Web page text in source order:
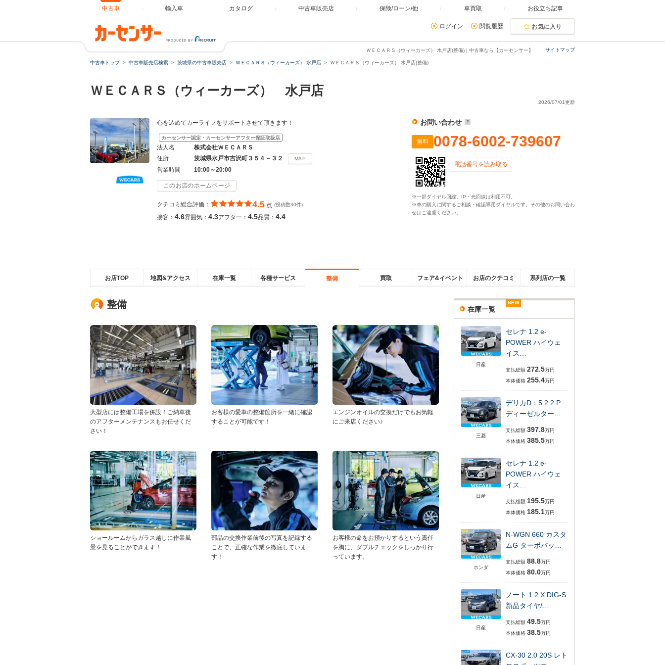
中古車 輸入車 カタログ 中古車販売店 保険/ローン/他 車買取 お役立ち記事
ログイン 閲覧履歴 お気に入り
サイトマップ
ＷＥＣＡＲＳ（ウィーカーズ） 水戸店(整備) | 中古車なら【カーセンサー】
中古車トップ 中古車販売店検索 茨城県の中古車販売店 ＷＥＣＡＲＳ（ウィーカーズ） 水戸店 ＷＥＣＡＲＳ（ウィーカーズ） 水戸店(整備)
ＷＥＣＡＲＳ（ウィーカーズ） 水戸店
2026/07/01更新
心を込めてカーライフをサポートさせて頂きます！
カーセンサー認定・カーセンサーアフター保証取扱店
法人名
株式会社ＷＥＣＡＲＳ
住所
茨城県水戸市吉沢町３５４－３２ MAP
営業時間 10:00～20:00
このお店のホームページ
クチコミ総合評価： 4.5 点 (投稿数30件)
接客： 4.6雰囲気： 4.3アフター： 4.5品質： 4.4
お問い合わせ
無料 0078-6002-739607
電話番号を読み取る
※一部ダイヤル回線、IP・光回線は利用不可。
※車の購入に関するご相談・確認専用ダイヤルです。その他のお問い合わ
せはご遠慮ください。
お店TOP 地図&アクセス 在庫一覧 各種サービス 整備 買取 フェア&イベント お店のクチコミ 系列店の一覧
整備
大型店には整備工場を併設！ご納車後
のアフターメンテナンスもお任せくだ
さい！
お客様の愛車の整備箇所を一緒に確認
することが可能です！
エンジンオイルの交換だけでもお気軽
にご来店ください♪
ショールームからガラス越しに作業風
景を見ることができます！
部品の交換作業前後の写真を記録する
ことで、正確な作業を徹底していま
す！
お客様の命をお預かりするという責任
を胸に、ダブルチェックをしっかり行
っています。
在庫一覧
日産
NEW
セレナ 1.2 e-
POWER ハイウェ
イス…
支払総額 272.5万円
本体価格 255.4万円
三菱
NEW
デリカD：5 2.2 P
ディーゼルター…
支払総額 397.8万円
本体価格 385.5万円
日産
NEW
セレナ 1.2 e-
POWER ハイウェ
イス…
支払総額 195.5万円
本体価格 185.1万円
ホンダ
NEW
N-WGN 660 カスタ
ムG ターボパッ…
支払総額 88.8万円
本体価格 80.0万円
日産
NEW
ノート 1.2 X DIG-S
新品タイヤ/…
支払総額 49.5万円
本体価格 38.5万円
NEW
CX-30 2.0 20S レト